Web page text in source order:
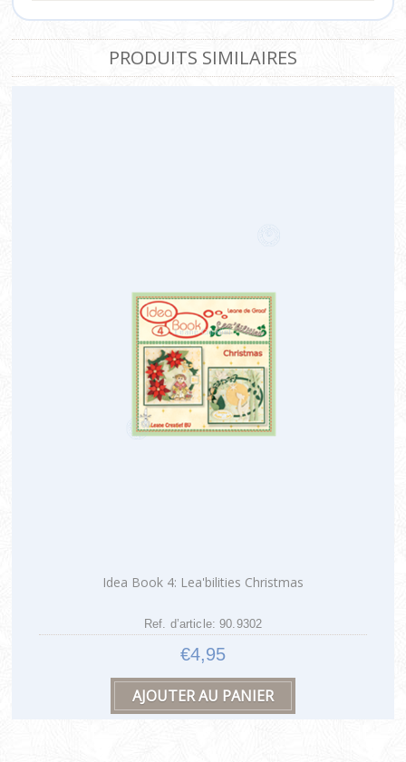
PRODUITS SIMILAIRES
Idea Book 4: Lea'bilities Christmas
Ref. d’article: 90.9302
€4,95